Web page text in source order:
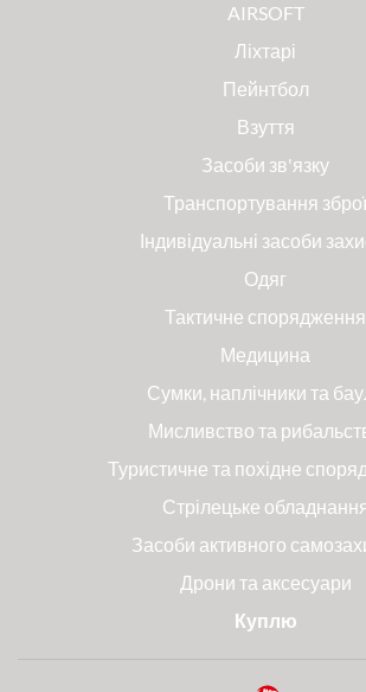
AIRSOFT
Ліхтарі
Пейнтбол
Взуття
Засоби зв'язку
Транспортування зброї
Індивідуальні засоби
Одяг
Тактичне спорядження
Медицина
Сумки, наплічники та
Мисливство та
Туристичне та похідне
Стрілецьке
Засоби активного
Дрони та аксесуари
Куплю